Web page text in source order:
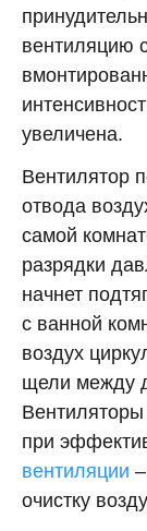
вентиляцию
увеличена.
Вентилятор
отвода
самой
разрядки
начнет
с ванной
воздух
щели между
при
вентиляции
очистку